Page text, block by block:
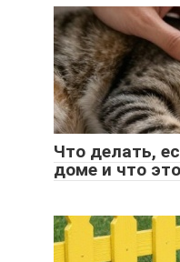
Что делать,
доме и что